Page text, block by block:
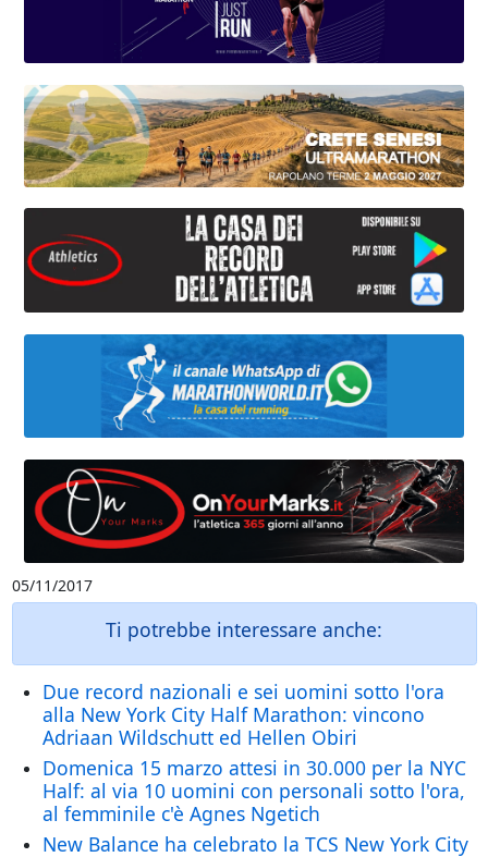
05/11/2017
Ti potrebbe interessare anche:
Due record nazionali e sei uomini sotto l'ora
alla New York City Half Marathon: vincono
Adriaan Wildschutt ed Hellen Obiri
Domenica 15 marzo attesi in 30.000 per la NYC
Half: al via 10 uomini con personali sotto l'ora,
al femminile c'è Agnes Ngetich
New Balance ha celebrato la TCS New York City